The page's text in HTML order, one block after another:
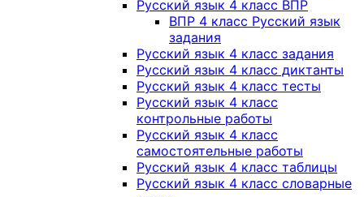
Русский язык 4 класс ВПР
ВПР 4 класс Русский язык
задания
Русский язык 4 класс задания
Русский язык 4 класс диктанты
Русский язык 4 класс тесты
Русский язык 4 класс
контрольные работы
Русский язык 4 класс
самостоятельные работы
Русский язык 4 класс таблицы
Русский язык 4 класс словарные